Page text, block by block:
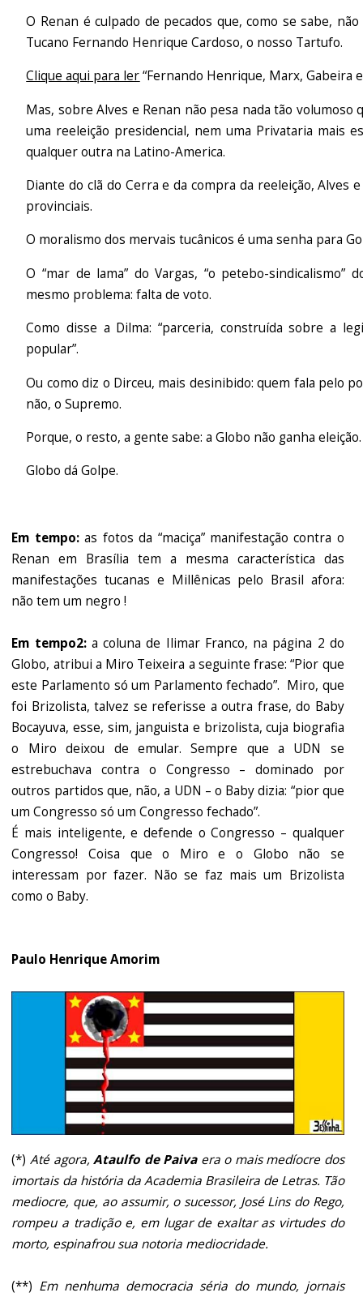
O Renan é culpado de pecados que, como se sabe,
Tucano Fernando Henrique Cardoso, o nosso Tartufo.
Clique aqui para ler“Fernando Henrique, Marx, Gabeira
Mas, sobre Alves e Renan não pesa nada tão volumoso
uma reeleição presidencial, nem uma Privataria mais
qualquer outra na Latino-America.
Diante do clã do Cerra e da compra da reeleição, Alves
provinciais.
O moralismo dos mervais tucânicos é uma senha para
O “mar de lama” do Vargas, “o petebo-sindicalismo”
mesmo problema: falta de voto.
Como disse a Dilma: “parceria, construída sobre a
popular”.
Ou como diz o Dirceu, mais desinibido: quem fala pelo
não, o Supremo.
Porque, o resto, a gente sabe: a Globo não ganha eleição.
Globo dá Golpe.
Em tempo:as fotos da “maciça” manifestação contra o
Renan em Brasília tem a mesma característica das
manifestações tucanas e Millênicas pelo Brasil afora:
não tem um negro !
Em tempo2:a coluna de Ilimar Franco, na página 2 do
Globo, atribui a Miro Teixeira a seguinte frase: “Pior que
este Parlamento só um Parlamento fechado”. Miro, que
foi Brizolista, talvez se referisse a outra frase, do Baby
Bocayuva, esse, sim, janguista e brizolista, cuja biografia
o Miro deixou de emular. Sempre que a UDN se
estrebuchava contra o Congresso – dominado por
outros partidos que, não, a UDN – o Baby dizia: “pior que
um Congresso só um Congresso fechado”.
É mais inteligente, e defende o Congresso – qualquer
Congresso! Coisa que o Miro e o Globo não se
interessam por fazer. Não se faz mais um Brizolista
como o Baby.
Paulo Henrique Amorim
(*)Até agora,Ataulfo de Paivaera o mais medíocre dos
imortais da história da Academia Brasileira de Letras. Tão
mediocre, que, ao assumir, o sucessor, José Lins do Rego,
rompeu a tradição e, em lugar de exaltar as virtudes do
morto, espinafrou sua notoria mediocridade.
(**) Em nenhuma democracia séria do mundo, jornais